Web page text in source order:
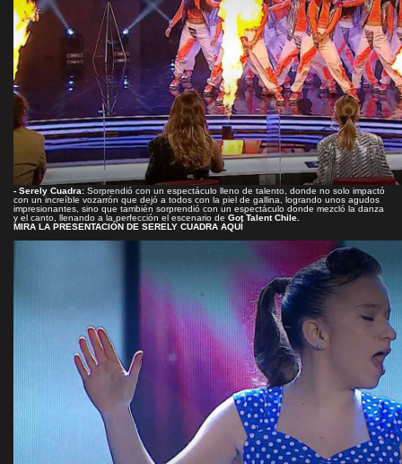
- Serely Cuadra: Sorprendió con un espectáculo lleno de talento, donde no solo impactó
con un increíble vozarrón que dejó a todos con la piel de gallina, logrando unos agudos
impresionantes, sino que también sorprendió con un espectáculo donde mezcló la danza
y el canto, llenando a la perfección el escenario de Got Talent Chile.
MIRA LA PRESENTACIÓN DE SERELY CUADRA AQUÍ